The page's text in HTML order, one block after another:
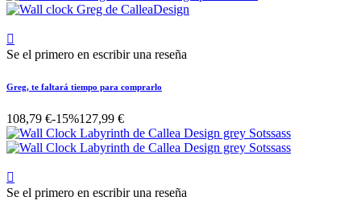

Se el primero en escribir una reseña
Greg, te faltará tiempo para comprarlo
108,79 €-15%127,99 €

Se el primero en escribir una reseña